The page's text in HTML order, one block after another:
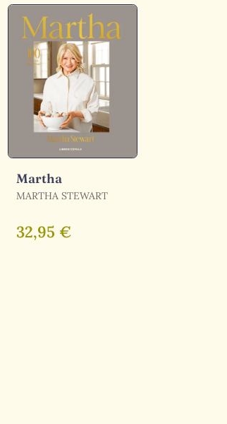
Martha
MARTHA STEWART
32,95 €